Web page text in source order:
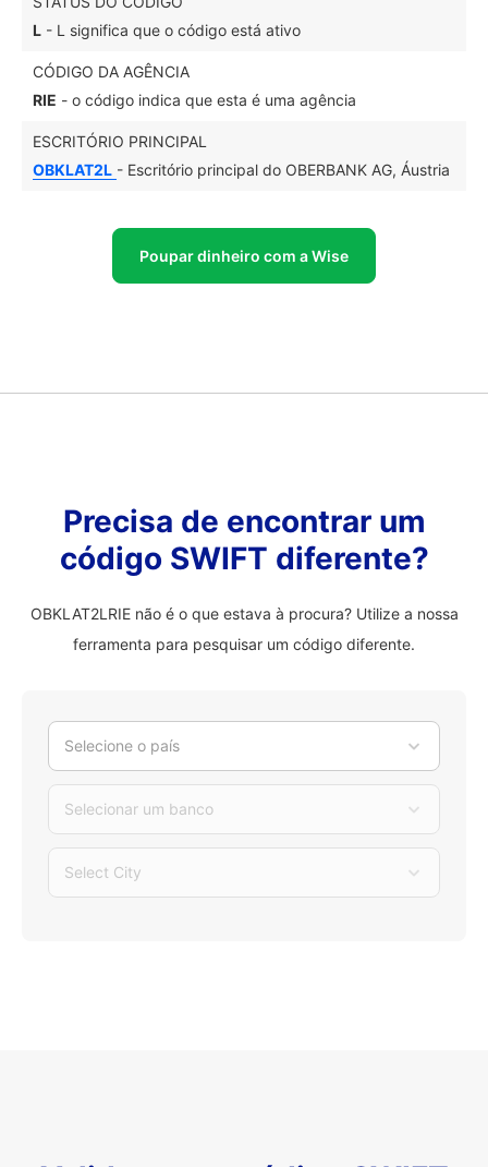
L - L significa que o código está ativo
CÓDIGO DA AGÊNCIA
RIE - o código indica que esta é uma agência
ESCRITÓRIO PRINCIPAL
OBKLAT2L - Escritório principal do OBERBANK AG, Áustria
Poupar dinheiro com a Wise
Precisa de encontrar um
código SWIFT diferente?
OBKLAT2LRIE não é o que estava à procura? Utilize a nossa
ferramenta para pesquisar um código diferente.
Selecione o país
Selecionar um banco
Select City